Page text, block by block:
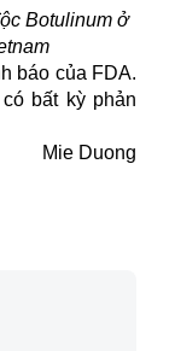
Botulinum ở
báo của FDA.
bất kỳ phản
Mie Duong